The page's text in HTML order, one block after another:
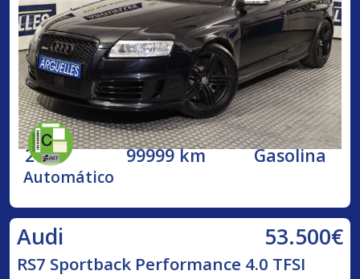
2009 99999 km Gasolina
Automático
Audi 53.500€
RS7 Sportback Performance 4.0 TFSI